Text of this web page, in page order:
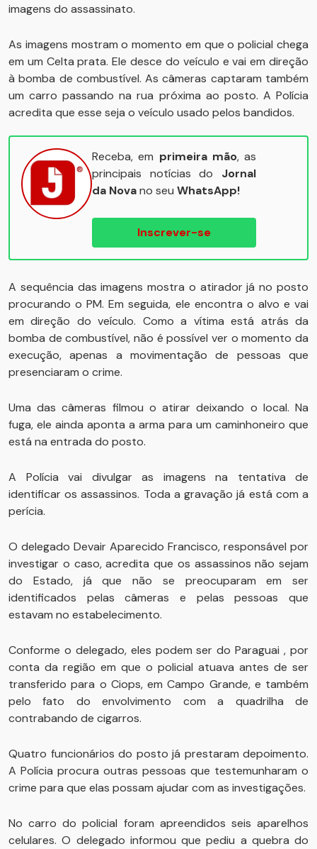
imagens do assassinato.
As imagens mostram o momento em que o policial chega
em um Celta prata. Ele desce do veículo e vai em direção
à bomba de combustível. As câmeras captaram também
um carro passando na rua próxima ao posto. A Polícia
acredita que esse seja o veículo usado pelos bandidos.
Receba, em primeira mão, as
principais notícias do Jornal
da Novano seu WhatsApp!
Inscrever-se
A sequência das imagens mostra o atirador já no posto
procurando o PM. Em seguida, ele encontra o alvo e vai
em direção do veículo. Como a vítima está atrás da
bomba de combustível, não é possível ver o momento da
execução, apenas a movimentação de pessoas que
presenciaram o crime.
Uma das câmeras filmou o atirar deixando o local. Na
fuga, ele ainda aponta a arma para um caminhoneiro que
está na entrada do posto.
A Polícia vai divulgar as imagens na tentativa de
identificar os assassinos. Toda a gravação já está com a
perícia.
O delegado Devair Aparecido Francisco, responsável por
investigar o caso, acredita que os assassinos não sejam
do Estado, já que não se preocuparam em ser
identificados pelas câmeras e pelas pessoas que
estavam no estabelecimento.
Conforme o delegado, eles podem ser do Paraguai , por
conta da região em que o policial atuava antes de ser
transferido para o Ciops, em Campo Grande, e também
pelo fato do envolvimento com a quadrilha de
contrabando de cigarros.
Quatro funcionários do posto já prestaram depoimento.
A Polícia procura outras pessoas que testemunharam o
crime para que elas possam ajudar com as investigações.
No carro do policial foram apreendidos seis aparelhos
celulares. O delegado informou que pediu a quebra do